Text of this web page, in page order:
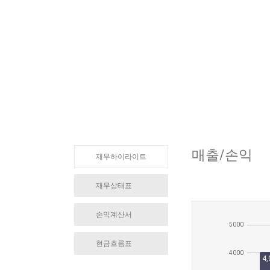
재무하이라이트
재무상태표
손익계산서
현금흐름표
매출/손익